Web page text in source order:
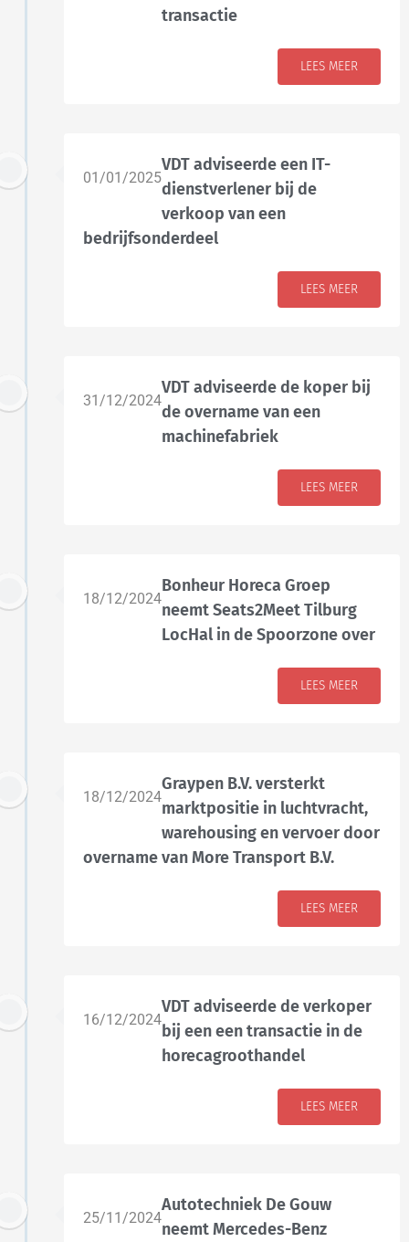
transactie
LEES MEER
01/01/2025
VDT adviseerde een IT-
dienstverlener bij de
verkoop van een
bedrijfsonderdeel
LEES MEER
31/12/2024
VDT adviseerde de koper bij
de overname van een
machinefabriek
LEES MEER
18/12/2024
Bonheur Horeca Groep
neemt Seats2Meet Tilburg
LocHal in de Spoorzone over
LEES MEER
18/12/2024
Graypen B.V. versterkt
marktpositie in luchtvracht,
warehousing en vervoer door
overname van More Transport B.V.
LEES MEER
16/12/2024
VDT adviseerde de verkoper
bij een een transactie in de
horecagroothandel
LEES MEER
25/11/2024
Autotechniek De Gouw
neemt Mercedes-Benz